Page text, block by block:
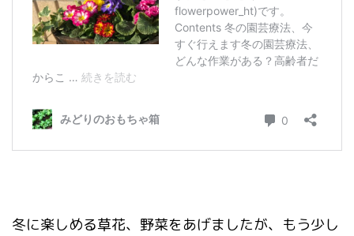
冬に楽しめる草花、野菜をあげましたが、もう少し